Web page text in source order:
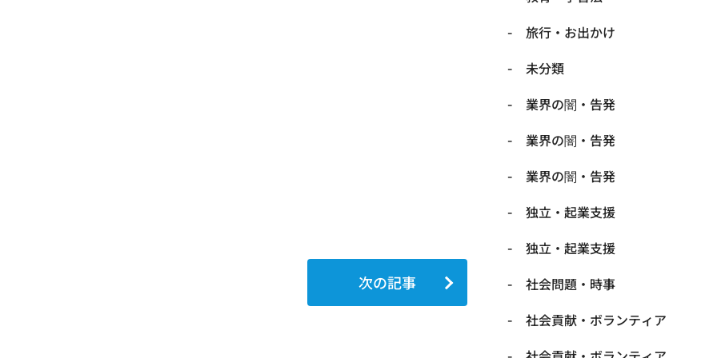
次の記事
旅行・お出かけ
未分類
業界の闇・告発
業界の闇・告発
業界の闇・告発
独立・起業支援
独立・起業支援
社会問題・時事
社会貢献・ボランティア